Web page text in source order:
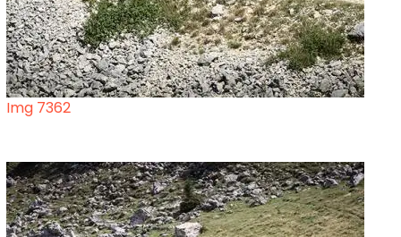
Img 7362